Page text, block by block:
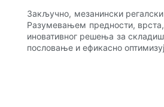
Закључно, мезанински
Разумевањем предности,
иновативног решења за
пословање и ефикасно